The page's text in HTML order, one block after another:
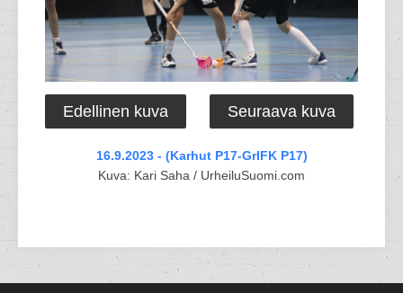
Edellinen kuva Seuraava kuva
16.9.2023 - (Karhut P17-GrIFK P17)
Kuva: Kari Saha / UrheiluSuomi.com